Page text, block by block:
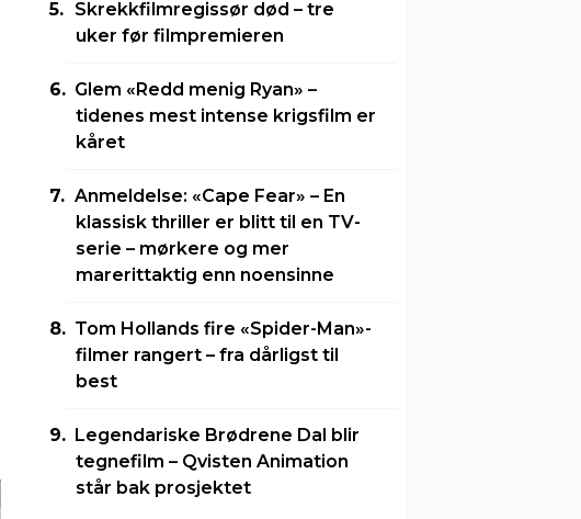
Skrekkfilmregissør død – tre
uker før filmpremieren
Glem «Redd menig Ryan» –
tidenes mest intense krigsfilm er
kåret
Anmeldelse: «Cape Fear» – En
klassisk thriller er blitt til en TV-
serie – mørkere og mer
marerittaktig enn noensinne
Tom Hollands fire «Spider-Man»-
filmer rangert – fra dårligst til
best
Legendariske Brødrene Dal blir
tegnefilm – Qvisten Animation
står bak prosjektet